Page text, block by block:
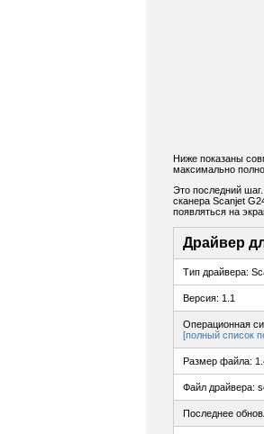
Ниже показаны
максимально
Это последний
сканера Scanjet
появляться на
Драйвер
Тип драйвера:
Версия: 1.1
Операционная
[полный список
Размер файла:
Файл драйвера:
Последнее